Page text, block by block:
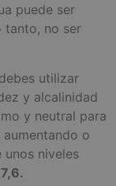
puede ser
tanto, no ser
utilizar
y alcalinidad
y neutral para
o
niveles